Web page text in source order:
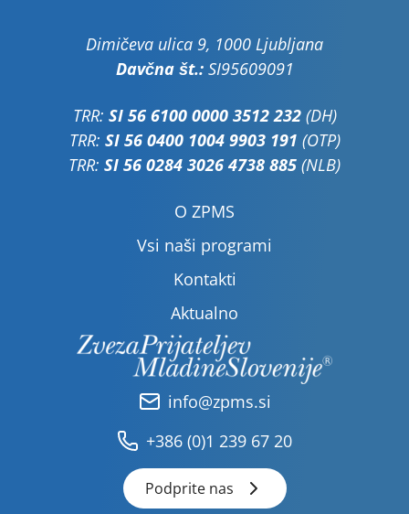
Dimičeva ulica 9, 1000 Ljubljana
Davčna št.:SI95609091
TRR: SI 56 6100 0000 3512 232(DH)
TRR: SI 56 0400 1004 9903 191 (OTP)
TRR: SI 56 0284 3026 4738 885 (NLB)
O ZPMS
Vsi naši programi
Kontakti
Aktualno
info@zpms.si
+386 (0)1 239 67 20
Podprite nas